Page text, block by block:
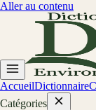
Aller au contenu
AccueilDictionnaire
Catégories